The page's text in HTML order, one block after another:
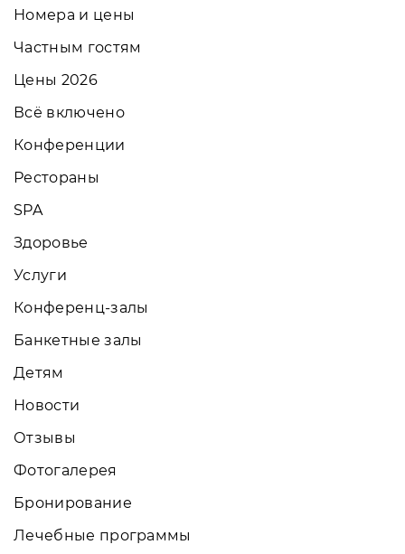
Номера и цены
Частным гостям
Цены 2026
Всё включено
Конференции
Рестораны
SPA
Здоровье
Услуги
Конференц-залы
Банкетные залы
Детям
Новости
Отзывы
Фотогалерея
Бронирование
Лечебные программы